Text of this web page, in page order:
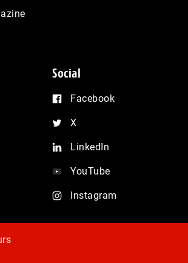
Social
Facebook
X
LinkedIn
YouTube
Instagram